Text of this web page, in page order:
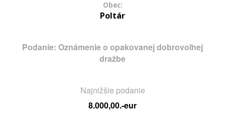
Obec:
Poltár
Podanie: Oznámenie o opakovanej dobrovoľnej
dražbe
Najnižšie podanie
8.000,00.-eur